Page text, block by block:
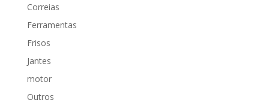
Correias
Ferramentas
Frisos
Jantes
motor
Outros